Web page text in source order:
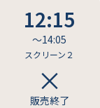
12:15
〜14:05
スクリーン２
販売終了